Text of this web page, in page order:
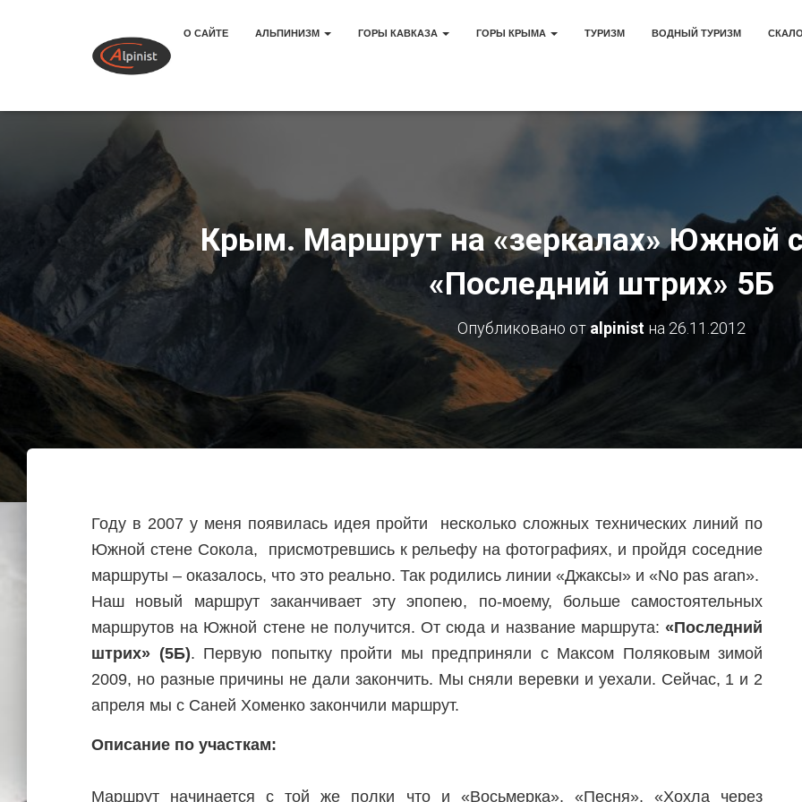
О САЙТЕ АЛЬПИНИЗМ ГОРЫ КАВКАЗА ГОРЫ КРЫМА ТУРИЗМ ВОДНЫЙ ТУРИЗМ
Крым. Маршрут на «зеркалах» Южной
«Последний штрих» 5Б
Опубликовано отalpinist на 26.11.2012
Году в 2007 у меня появилась идея пройти несколько сложных технических линий по
Южной стене Сокола, присмотревшись к рельефу на фотографиях, и пройдя соседние
маршруты – оказалось, что это реально. Так родились линии «Джаксы» и «No pas aran».
Наш новый маршрут заканчивает эту эпопею, по-моему, больше самостоятельных
маршрутов на Южной стене не получится. От сюда и название маршрута: «Последний
штрих» (5Б). Первую попытку пройти мы предприняли с Максом Поляковым зимой
2009, но разные причины не дали закончить. Мы сняли веревки и уехали. Сейчас, 1 и 2
апреля мы с Саней Хоменко закончили маршрут.
Описание по участкам:
Маршрут начинается с той же полки что и «Восьмерка», «Песня», «Хохла через